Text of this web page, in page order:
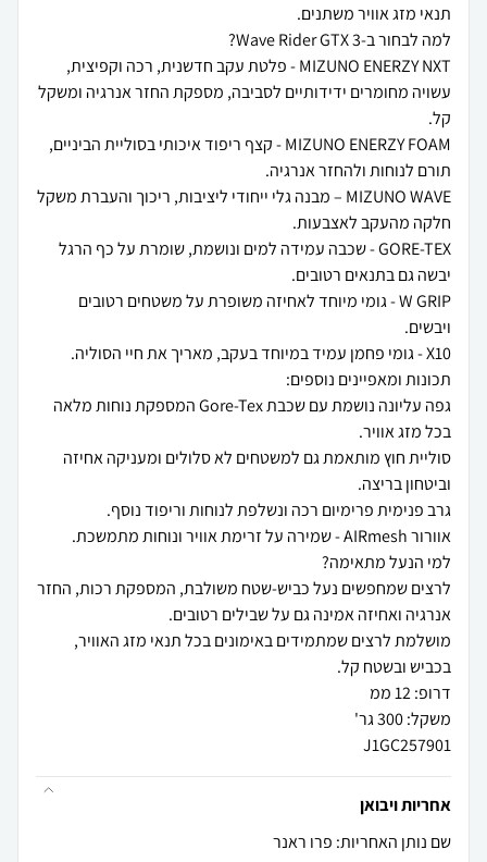
MIZUNO ENERZY NXT - פלטת עקב חדשנית, רכה וקפיצית,
עשויה מחומרים ידידותיים לסביבה, מספקת החזר אנרגיה ומשקל
MIZUNO ENERZY FOAM - קצף ריפוד איכותי בסוליית הביניים,
MIZUNO WAVE – מבנה גלי ייחודי ליציבות, ריכוך והעברת משקל
GORE-TEX - שכבה עמידה למים ונושמת, שומרת על כף הרגל
W GRIP - גומי מיוחד לאחיזה משופרת על משטחים רטובים
גפה עליונה נושמת עם שכבת Gore-Tex המספקת נוחות מלאה
סוליית חוץ מותאמת גם למשטחים לא סלולים ומעניקה אחיזה
לרצים שמחפשים נעל כביש-שטח משולבת, המספקת רכות, החזר
מושלמת לרצים שמתמידים באימונים בכל תנאי מזג האוויר,
J1GC257901
אחריות ויבואן
שם נותן האחריות: פרו ראנר